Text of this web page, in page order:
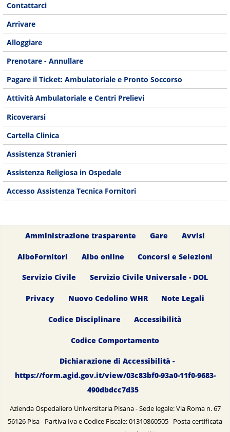
Contattarci
Arrivare
Alloggiare
Prenotare - Annullare
Pagare il Ticket: Ambulatoriale e Pronto Soccorso
Attività Ambulatoriale e Centri Prelievi
Ricoverarsi
Cartella Clinica
Assistenza Stranieri
Assistenza Religiosa in Ospedale
Accesso Assistenza Tecnica Fornitori
Amministrazione trasparente Gare Avvisi
AlboFornitori Albo online Concorsi e Selezioni
Servizio Civile Servizio Civile Universale - DOL
Privacy Nuovo Cedolino WHR Note Legali
Codice Disciplinare Accessibilità
Codice Comportamento
Dichiarazione di Accessibilità -
https://form.agid.gov.it/view/03c83bf0-93a0-11f0-9683-
490dbdcc7d35
Azienda Ospedaliero Universitaria Pisana - Sede legale: Via Roma n. 67
56126 Pisa - Partiva Iva e Codice Fiscale: 01310860505 Posta certificata